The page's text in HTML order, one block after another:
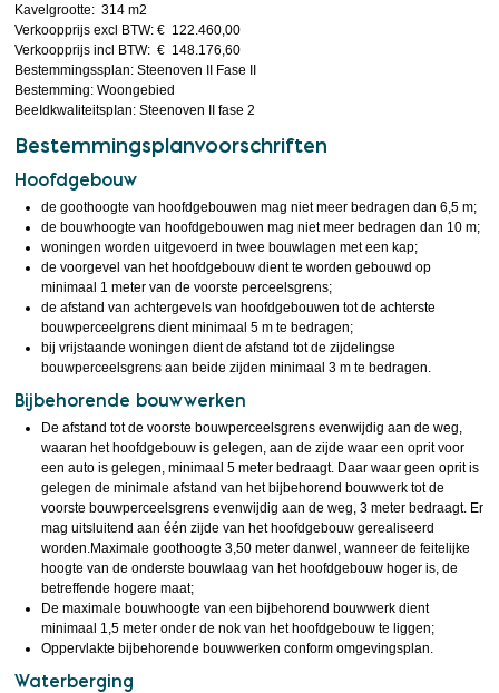
Kavelgrootte: 314 m2
Verkoopprijs excl BTW: € 122.460,00
Verkoopprijs incl BTW: € 148.176,60
Bestemmingssplan: Steenoven II Fase II
Bestemming: Woongebied
BeeIdkwaIiteitspIan: Steenoven II fase 2
Bestemmingsplanvoorschriften
Hoofdgebouw
de goothoogte van hoofdgebouwen mag niet meer bedragen dan 6,5 m;
de bouwhoogte van hoofdgebouwen mag niet meer bedragen dan 10 m;
woningen worden uitgevoerd in twee bouwlagen met een kap;
de voorgevel van het hoofdgebouw dient te worden gebouwd op
minimaal 1 meter van de voorste perceelsgrens;
de afstand van achtergevels van hoofdgebouwen tot de achterste
bouwperceelgrens dient minimaal 5 m te bedragen;
bij vrijstaande woningen dient de afstand tot de zijdelingse
bouwperceelsgrens aan beide zijden minimaal 3 m te bedragen.
Bijbehorende bouwwerken
De afstand tot de voorste bouwperceelsgrens evenwijdig aan de weg,
waaran het hoofdgebouw is gelegen, aan de zijde waar een oprit voor
een auto is gelegen, minimaal 5 meter bedraagt. Daar waar geen oprit is
gelegen de minimale afstand van het bijbehorend bouwwerk tot de
voorste bouwperceelsgrens evenwijdig aan de weg, 3 meter bedraagt. Er
mag uitsluitend aan één zijde van het hoofdgebouw gerealiseerd
worden.Maximale goothoogte 3,50 meter danwel, wanneer de feitelijke
hoogte van de onderste bouwlaag van het hoofdgebouw hoger is, de
betreffende hogere maat;
De maximale bouwhoogte van een bijbehorend bouwwerk dient
minimaal 1,5 meter onder de nok van het hoofdgebouw te liggen;
Oppervlakte bijbehorende bouwwerken conform omgevingsplan.
Waterberging